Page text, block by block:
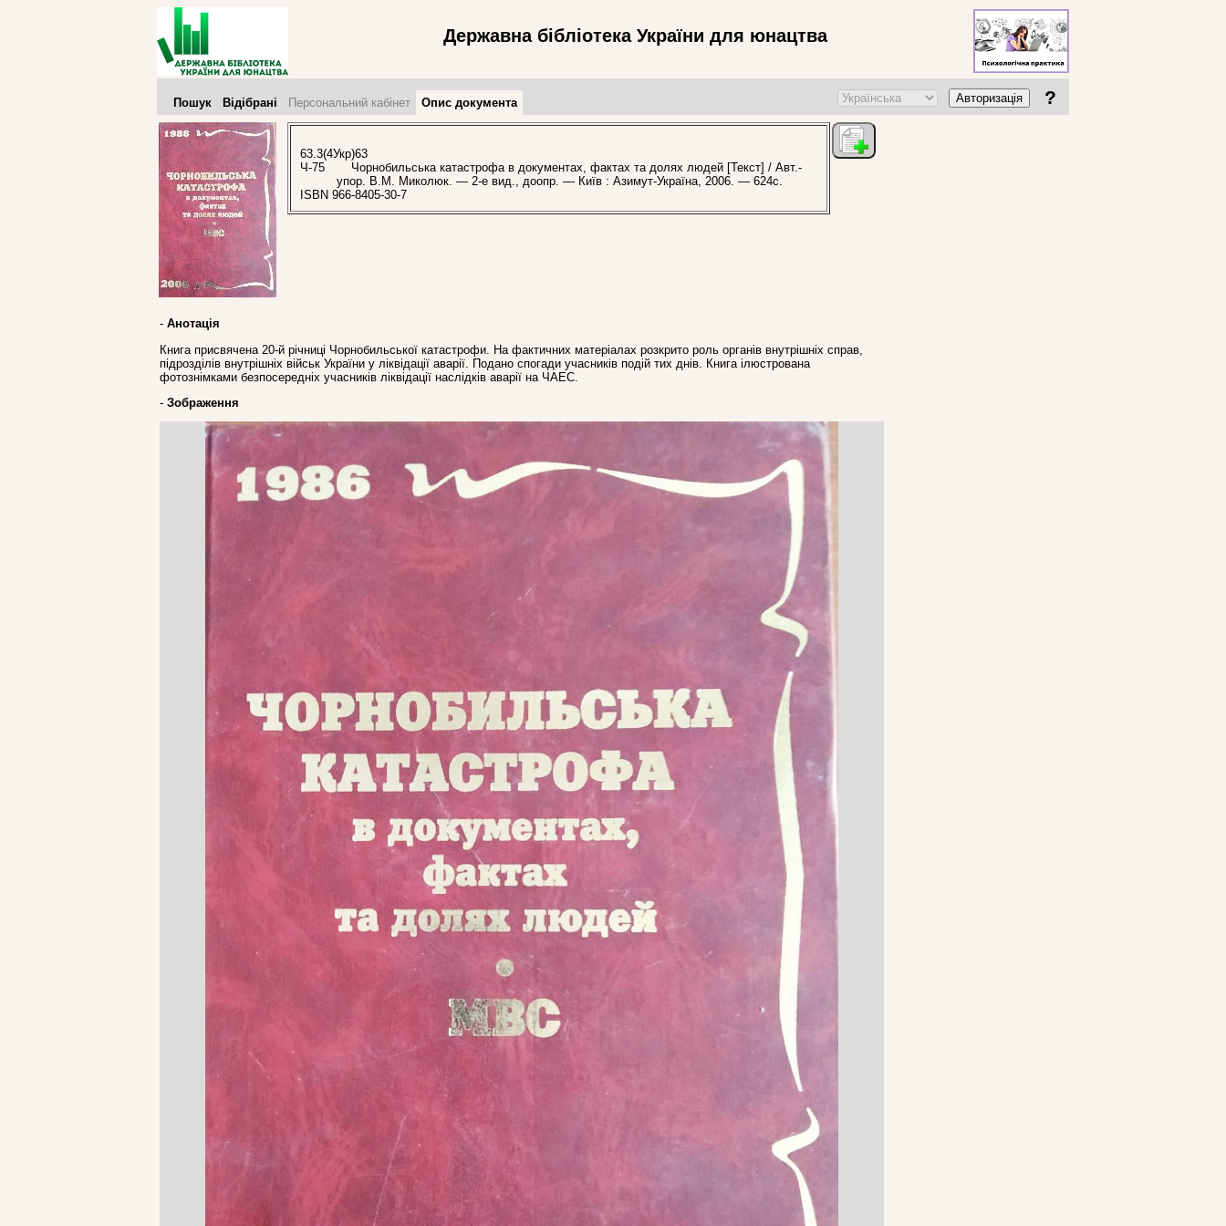
Державна бібліотека України для юнацтва
Пошук Відібрані Персональний кабінет Опис документа Авторизація ?
63.3(4Укр)63
Ч-75
Чорнобильська катастрофа в документах, фактах та долях людей [Текст] / Авт.-
упор. В.М. Миколюк. — 2-е вид., доопр. — Київ : Азимут-Україна, 2006. — 624с.
ISBN 966-8405-30-7
- Анотація
Книга присвячена 20-й річниці Чорнобильської катастрофи. На фактичних матеріалах розкрито роль органів внутрішніх справ,
підрозділів внутрішніх військ України у ліквідації аварії. Подано спогади учасників подій тих днів. Книга ілюстрована
фотознімками безпосередніх учасників ліквідації наслідків аварії на ЧАЕС.
- Зображення